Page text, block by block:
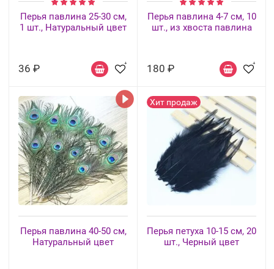
Перья павлина 25-30 см,
1 шт., Натуральный цвет
36 ₽
Перья павлина 4-7 см, 10
шт., из хвоста павлина
180 ₽
Перья павлина 40-50 см,
Натуральный цвет
Хит продаж
Перья петуха 10-15 см, 20
шт., Черный цвет